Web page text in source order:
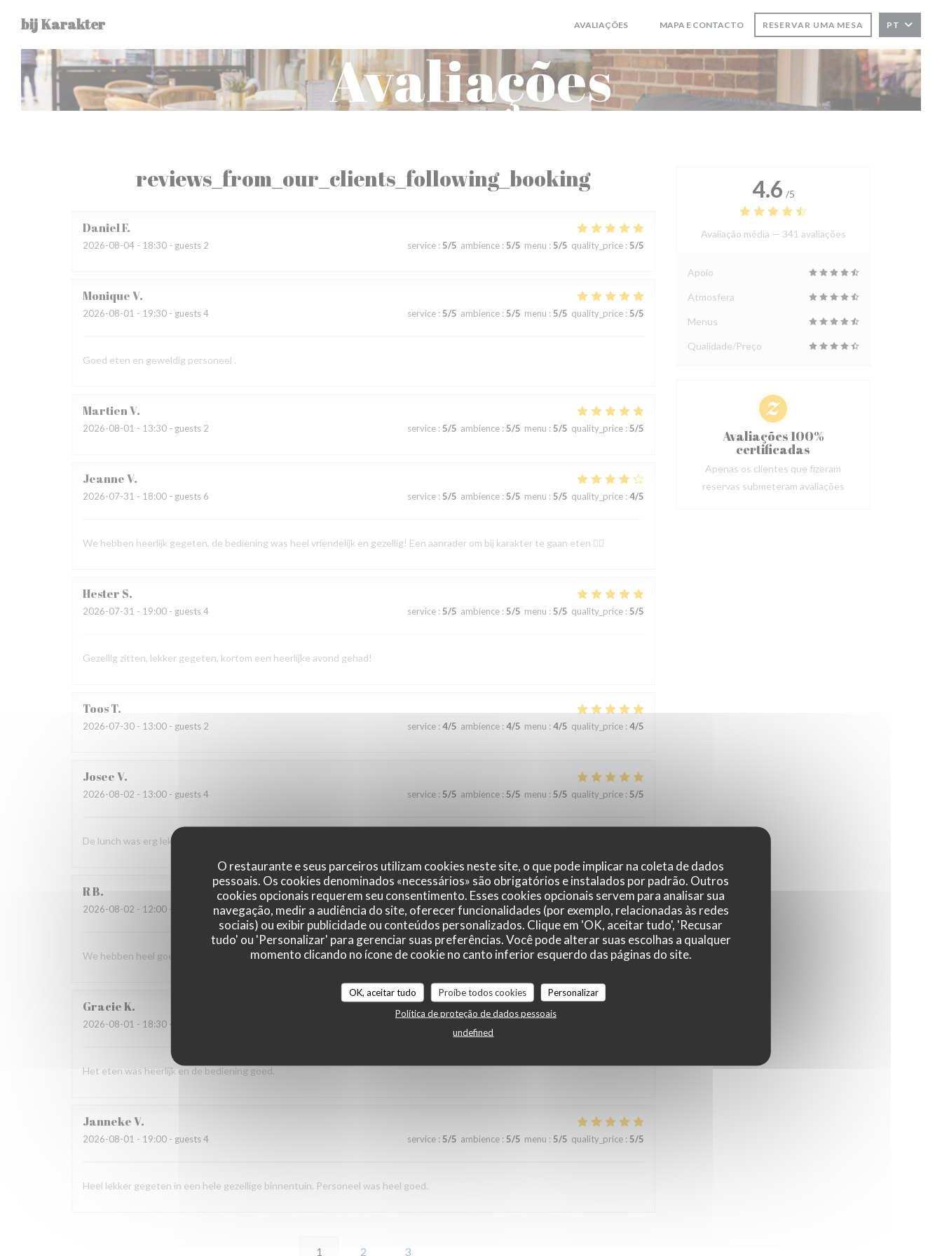
O restaurante e seus parceiros utilizam cookies neste site, o que pode implicar na coleta de dados
pessoais. Os cookies denominados «necessários» são obrigatórios e instalados por padrão. Outros
cookies opcionais requerem seu consentimento. Esses cookies opcionais servem para analisar sua
navegação, medir a audiência do site, oferecer funcionalidades (por exemplo, relacionadas às redes
sociais) ou exibir publicidade ou conteúdos personalizados. Clique em 'OK, aceitar tudo', 'Recusar
tudo' ou 'Personalizar' para gerenciar suas preferências. Você pode alterar suas escolhas a qualquer
momento clicando no ícone de cookie no canto inferior esquerdo das páginas do site.
OK, aceitar tudo Proíbe todos cookies
Personalizar
Política de proteção de dados pessoais
undefined
bij Karakter AVALIAÇÕES
((ABRE NUMA NOVA JANELA))
((ABRE NUMA NOVA JANELA))
MAPA E CONTACTO RESERVAR UMA MESA PT
Avaliações
reviews_from_our_clients_following_booking
DanielF
2026-08-04 - 18:30 - guests 2 service: 5/5 ambience: 5/5 menu : 5/5 quality_price: 5/5
MoniqueV
2026-08-01 - 19:30 - guests 4 service: 5/5 ambience: 5/5 menu : 5/5 quality_price: 5/5
Goed eten en geweldig personeel .
MartienV
2026-08-01 - 13:30 - guests 2 service: 5/5 ambience: 5/5 menu : 5/5 quality_price: 5/5
JeanneV
2026-07-31 - 18:00 - guests 6 service: 5/5 ambience: 5/5 menu : 5/5 quality_price: 4/5
We hebben heerlijk gegeten, de bediening was heel vriendelijk en gezellig! Een aanrader om bij karakter te gaan eten 👍🏻
Hester S
2026-07-31 - 19:00 - guests 4 service: 5/5 ambience: 5/5 menu : 5/5 quality_price: 5/5
Gezellig zitten, lekker gegeten, kortom een heerlijke avond gehad!
ToosT
2026-07-30 - 13:00 - guests 2 service: 4/5 ambience: 4/5 menu : 4/5 quality_price: 4/5
JoseeV
2026-08-02 - 13:00 - guests 4 service: 5/5 ambience: 5/5 menu : 5/5 quality_price: 5/5
De lunch was erg lekker en het zag er ook erg verzorgd uit. We komen graag weer terug
RB
2026-08-02 - 12:00 - guests 4 service:5/5 ambience: 5/5 menu:5/5 quality_price: 5/5
We hebben heel goed gelunched in de gezellig ingerichte tuin.
GracieK
2026-08-01 - 18:30 - guests 3
Het eten was heerlijk en de bediening goed.
JannekeV
2026-08-01 - 19:00 - guests 4 service: 5/5 ambience: 5/5 menu : 5/5 quality_price: 5/5
Heel lekker gegeten in een hele gezellige binnentuin. Personeel was heel goed.
1 2 3
4.6 /5
Avaliação média — 341 avaliações
Apoio
Atmosfera
Menus
Qualidade/Preço
Avaliações 100%
certificadas
Apenas os clientes que fizeram
reservas submeteram avaliações